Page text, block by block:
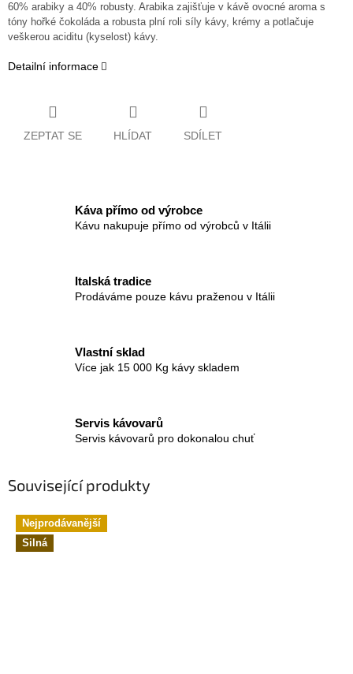
60% arabiky a 40% robusty. Arabika zajišťuje v kávě ovocné aroma s
tóny hořké čokoláda a robusta plní roli síly kávy, krémy a potlačuje
veškerou aciditu (kyselost) kávy.
Detailní informace
ZEPTAT SE HLÍDAT SDÍLET
Káva přímo od výrobce
Kávu nakupuje přímo od výrobců v Itálii
Italská tradice
Prodáváme pouze kávu praženou v Itálii
Vlastní sklad
Více jak 15 000 Kg kávy skladem
Servis kávovarů
Servis kávovarů pro dokonalou chuť
Související produkty
Nejprodávanější
Silná